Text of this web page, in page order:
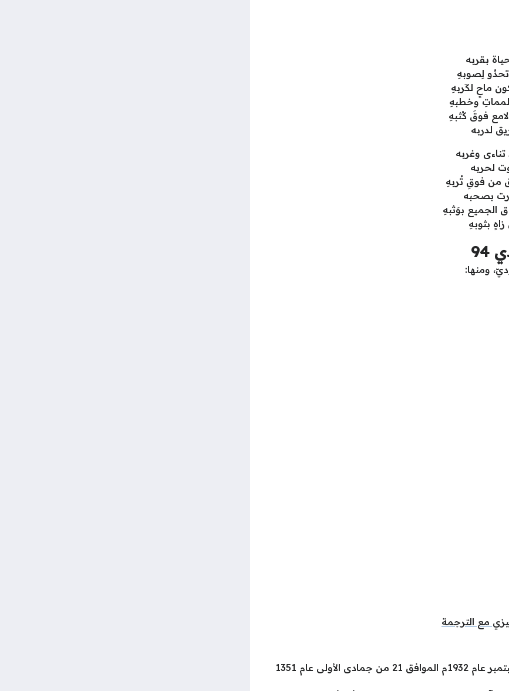
بقربه
تحدُو لِصوبهِ
ماحٍ لكَربهِ
وخطبهِ
فوقَ كُثبهِ
لدربه
وغربه
لحربه
من فوقِ تُربهِ
بصحبه
الجميع بوَثبهِ
بثوبهِ
ومنها:
يُخلد التاريخ ذكرى ذلك اليوم بالـ 23 من سبتمبر عام 1932م الموافق 21 من جمادى الأولى عام 1351